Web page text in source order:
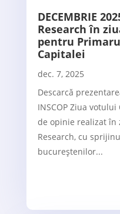
DECEMBRIE
Research în
pentru
Capitalei
dec. 7, 2025
Descarcă
INSCOP Ziua
de opinie realizat în
Research, cu
bucureștenilor...